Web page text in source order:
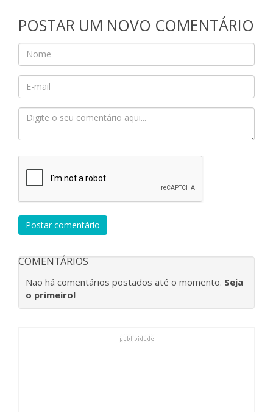
POSTAR UM NOVO COMENTÁRIO
Postar comentário
COMENTÁRIOS
Não há comentários postados até o momento. Seja
o primeiro!